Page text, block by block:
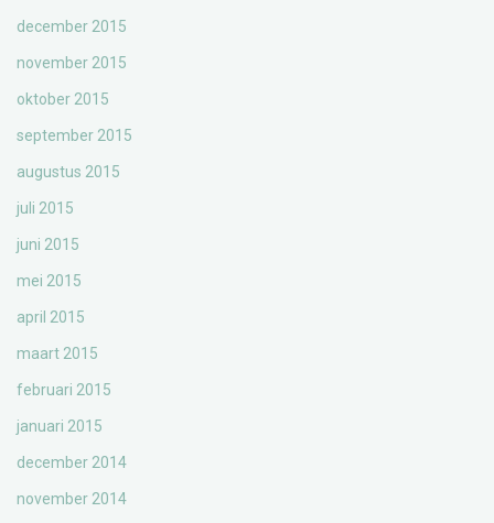
december 2015
november 2015
oktober 2015
september 2015
augustus 2015
juli 2015
juni 2015
mei 2015
april 2015
maart 2015
februari 2015
januari 2015
december 2014
november 2014